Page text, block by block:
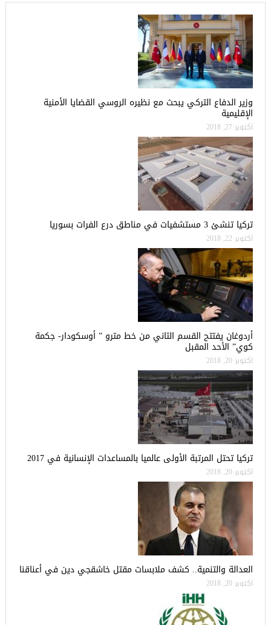
وزير الدفاع التركي يبحث مع نظيره الروسي القضايا الأمنية
الإقليمية
أكتوبر 27, 2018
تركيا تنشئ 3 مستشفيات في مناطق درع الفرات بسوريا
أكتوبر 22, 2018
أردوغان يفتتح القسم الثاني من خط مترو ” أوسكودار- جكمة
كوي” الأحد المقبل
أكتوبر 20, 2018
تركيا تحتل المرتبة الأولى عالميا بالمساعدات الإنسانية في 2017
أكتوبر 20, 2018
العدالة والتنمية.. كشف ملابسات مقتل خاشقجي دين في أعناقنا
أكتوبر 20, 2018